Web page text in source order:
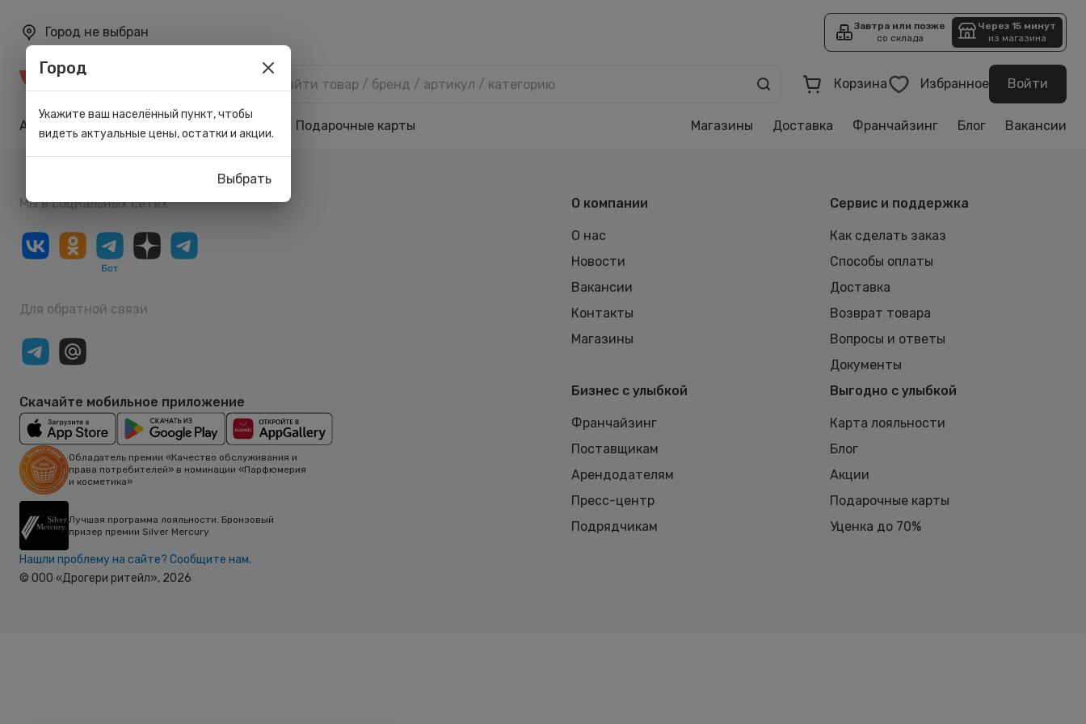
Город не выбран
Завтра или позже
со склада
Через 15 минут
из магазина
Корзина Избранное Войти
Акции Карта лояльности Подарочные карты Магазины Доставка Франчайзинг Блог Вакансии
Мы в социальных сетях
Для обратной связи
Скачайте мобильное приложение
Обладатель премии «Качество обслуживания и
права потребителей» в номинации «Парфюмерия
и косметика»
Лучшая программа лояльности. Бронзовый
призер премии Silver Mercury
Нашли проблему на сайте? Сообщите нам.
© ООО «Дрогери ритейл», 2026
О компании
О нас
Новости
Вакансии
Контакты
Магазины
Сервис и поддержка
Как сделать заказ
Способы оплаты
Доставка
Возврат товара
Вопросы и ответы
Документы
Бизнес с улыбкой
Франчайзинг
Поставщикам
Арендодателям
Пресс-центр
Подрядчикам
Выгодно с улыбкой
Карта лояльности
Блог
Акции
Подарочные карты
Уценка до 70%
Город
Укажите ваш населённый пункт, чтобы
видеть актуальные цены, остатки и акции.
Выбрать